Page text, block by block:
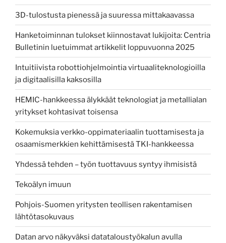
3D-tulostusta pienessä ja suuressa mittakaavassa
Hanketoiminnan tulokset kiinnostavat lukijoita: Centria
Bulletinin luetuimmat artikkelit loppuvuonna 2025
Intuitiivista robottiohjelmointia virtuaaliteknologioilla
ja digitaalisilla kaksosilla
HEMIC-hankkeessa älykkäät teknologiat ja metallialan
yritykset kohtasivat toisensa
Kokemuksia verkko-oppimateriaalin tuottamisesta ja
osaamismerkkien kehittämisestä TKI-hankkeessa
Yhdessä tehden – työn tuottavuus syntyy ihmisistä
Tekoälyn imuun
Pohjois-Suomen yritysten teollisen rakentamisen
lähtötasokuvaus
Datan arvo näkyväksi datataloustyökalun avulla